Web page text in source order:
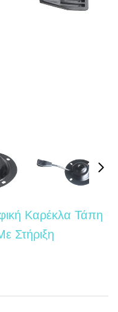
Καρέκλα Τάπη
Στήριξη